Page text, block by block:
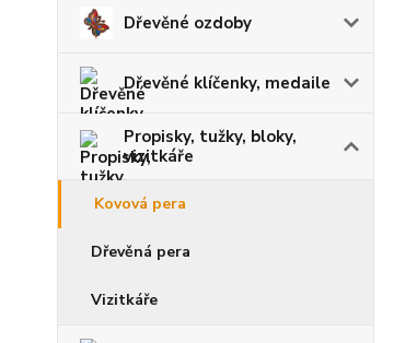
Dřevěné ozdoby
Dřevěné klíčenky, medaile
Propisky, tužky, bloky,
vizitkáře
Kovová pera
Dřevěná pera
Vizitkáře